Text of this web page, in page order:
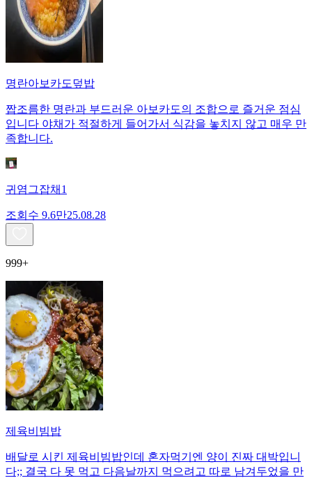
명란아보카도덮밥
짭조름한 명란과 부드러운 아보카도의 조합으로 즐거운 점심
입니다 야채가 적절하게 들어가서 식감을 놓치지 않고 매우 만
족합니다.
귀염그잡채1
조회수 9.6만25.08.28
999+
제육비빔밥
배달로 시킨 제육비빔밥인데 혼자먹기엔 양이 진짜 대박입니
다;; 결국 다 못 먹고 다음날까지 먹으려고 따로 남겨두었을 만